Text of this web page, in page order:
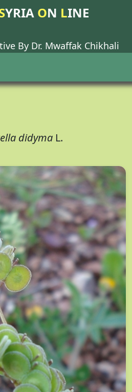
YRIA ON LINE
By Dr. Mwaffak Chikhali
didyma L.